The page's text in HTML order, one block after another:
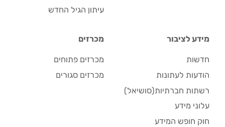
עיתון הגיל החדש
מידע לציבור
חדשות
הודעות לעתונות
רשתות חברתיות(סושיאל)
עלוני מידע
חוק חופש המידע
מכרזים
מכרזים פתוחים
מכרזים סגורים